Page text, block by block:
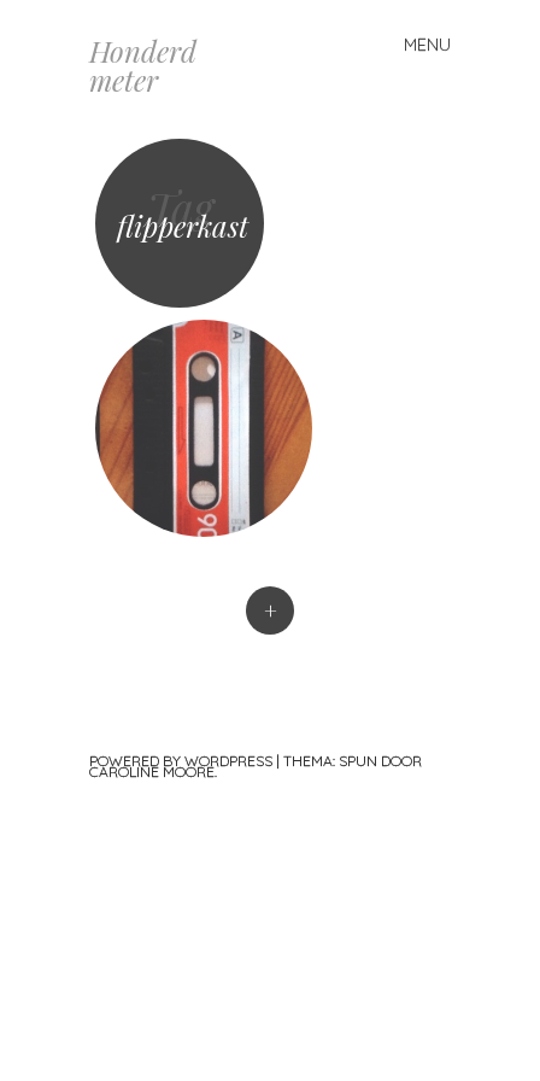
Honderd
meter
MENU
Spring
naar
Tag
flipperkast
+
POWERED BY WORDPRESS | THEMA: SPUN DOOR
CAROLINE MOORE